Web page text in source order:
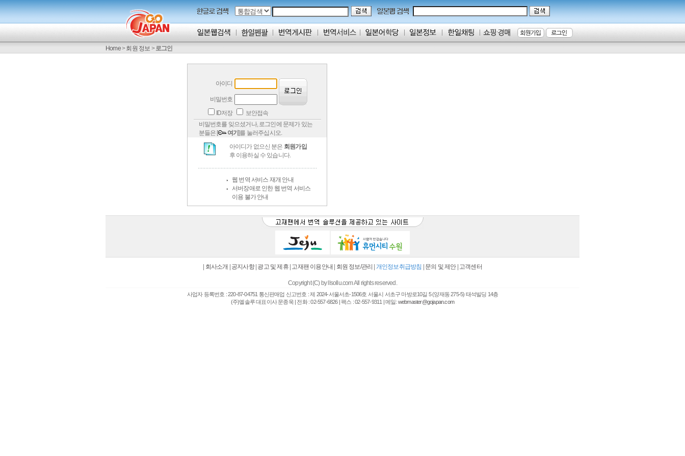
Home>회원 정보 >로그인
아이디
비밀번호
ID저장
보안접속
비밀번호를 잊으셨거나, 로그인에 문제가 있는
분들은 [
여기]를 눌러주십시오.
아이디가 없으신 분은 회원가입
후 이용하실 수 있습니다.
웹 번역 서비스 재개 안내
서버장애로 인한 웹 번역 서비스
이용 불가 안내
회사소개 공지사항| 광고 및 제휴| 고재팬 이용안내 회원 정보/관리 개인정보취급방침 문의 및 제안| 고객센터
Copyright (C) by llsollu.com All rights reserved.
사업자 등록번호 : 220-87-04751 통신판매업 신고번호 : 제 2024-서울서초-1506호 서울시 서초구 마방로10길 5 (양재동 275-5) 태석빌딩 14층
(주)엘솔루 대표이사 문종욱 | 전화 : 02-557-6826 | 팩스 : 02-557-9311 | 메일: webmaster@gojapan.com